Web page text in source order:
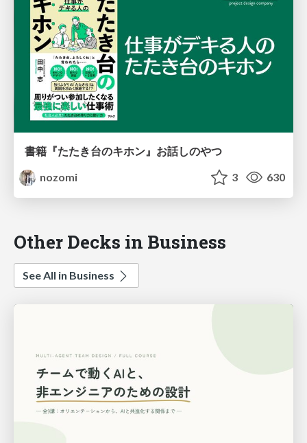
書籍『たたき台のキホン』お話しのやつ
nozomi
3 630
Other Decks in Business
See All in Business